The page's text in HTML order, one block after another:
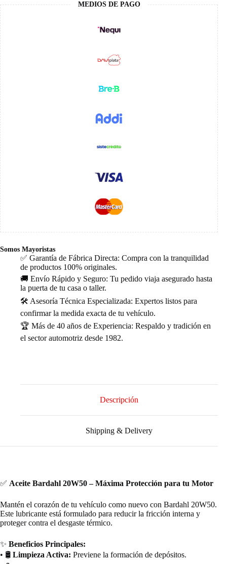
MEDIOS DE PAGO
Somos Mayoristas
✅ Garantía de Fábrica Directa: Compra con la tranquilidad
de productos 100% originales.
🚚 Envío Rápido y Seguro: Tu pedido viaja asegurado hasta
la puerta de tu casa o taller.
🛠️ Asesoría Técnica Especializada: Expertos listos para
confirmar la medida exacta de tu vehículo.
🏆 Más de 40 años de Experiencia: Respaldo y tradición en
el sector automotriz desde 1982.
Descripción
Shipping & Delivery
✅ Aceite Bardahl 20W50 – Máxima Protección para tu Motor
Mantén el corazón de tu vehículo como nuevo con Bardahl 20W50.
Este lubricante está formulado para reducir la fricción interna y
proteger contra el desgaste térmico.
✨ Beneficios Principales:
• 🛢️ Limpieza Activa: Previene la formación de depósitos.